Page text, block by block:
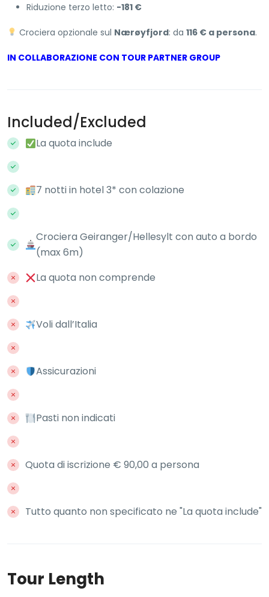
Riduzione terzo letto: -181 €
Crociera opzionale sul Nærøyfjord: da 116 € a persona.
IN COLLABORAZIONE CON TOUR PARTNER GROUP
Included/Excluded
La quota include
7 notti in hotel 3* con colazione
Crociera Geiranger/Hellesylt con auto a bordo
(max 6m)
La quota non comprende
Voli dall’Italia
Assicurazioni
Pasti non indicati
Quota di iscrizione € 90,00 a persona
Tutto quanto non specificato ne "La quota include"
Tour Length